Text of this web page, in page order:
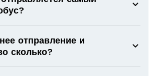
отправление и
сколько?